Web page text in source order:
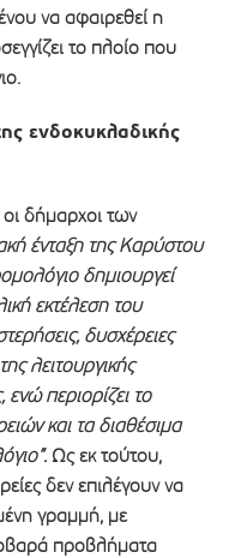
να αφαιρεθεί η
το πλοίο που
ενδοκυκλαδικής
δήμαρχοι των
ένταξη της Καρύστου
δημιουργεί
εκτέλεση του
δυσχέρειες
λειτουργικής
περιορίζει το
και τα διαθέσιμα
Ως εκ τούτου,
δεν επιλέγουν να
γραμμή, με
προβλήματα